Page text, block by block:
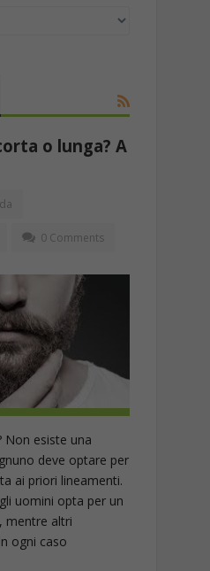
o lunga? A
0 Comments
Non esiste una
deve optare per
ai priori lineamenti.
uomini opta per un
mentre altri
ogni caso